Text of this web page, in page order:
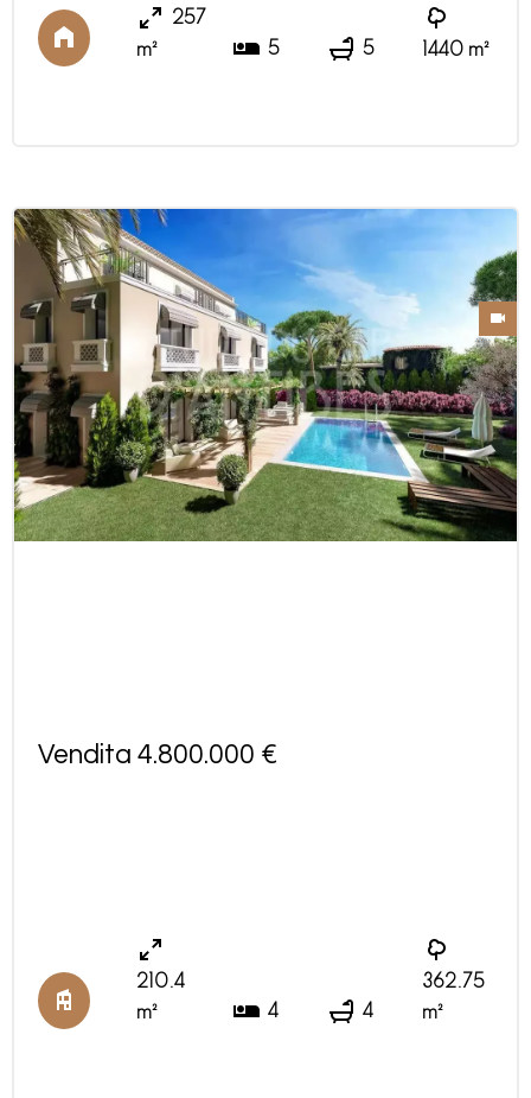
semiaperta che si apre su una terrazza con
vista sul mare e sulle Alpi, 5 camere e 5
257
m²
5 5 1440 m²
Vendita 4.800.000 €
210.4
m²
4 4
362.75
m²